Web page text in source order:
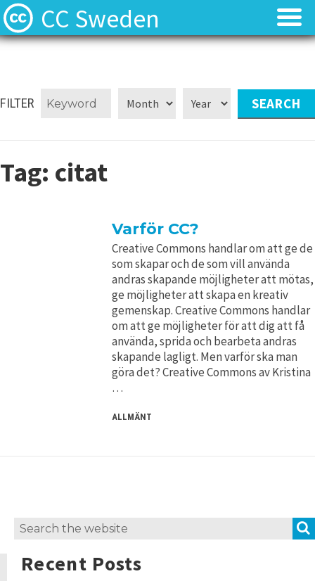
CC Sweden
FILTER
Tag: citat
Varför CC?
Creative Commons handlar om att ge de
som skapar och de som vill använda
andras skapande möjligheter att mötas,
ge möjligheter att skapa en kreativ
gemenskap. Creative Commons handlar
om att ge möjligheter för att dig att få
använda, sprida och bearbeta andras
skapande lagligt. Men varför ska man
göra det? Creative Commons av Kristina
…
ALLMÄNT
Search
Recent Posts